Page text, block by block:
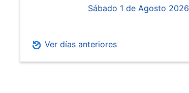
Sábado 1 de Agosto 2026
Ver días anteriores